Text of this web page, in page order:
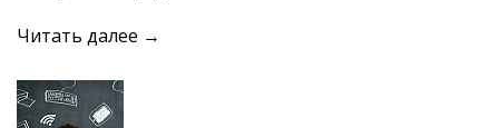
Читать далее →